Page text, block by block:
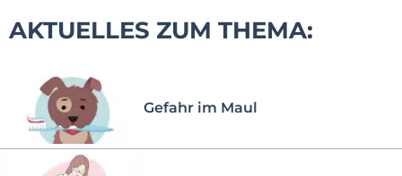
AKTUELLES ZUM THEMA:
Gefahr im Maul